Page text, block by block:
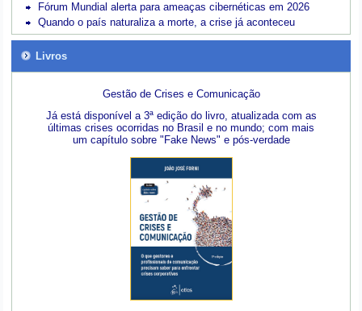
Fórum Mundial alerta para ameaças cibernéticas em 2026
Quando o país naturaliza a morte, a crise já aconteceu
Livros
Gestão de Crises e Comunicação
Já está disponível a 3ª edição do livro, atualizada com as
últimas crises ocorridas no Brasil e no mundo; com mais
um capítulo sobre "Fake News" e pós-verdade